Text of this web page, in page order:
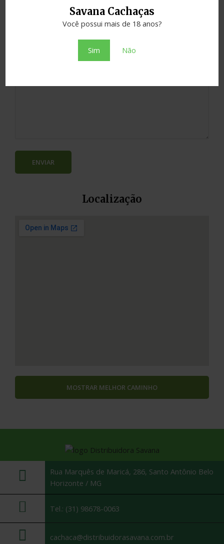
Savana Cachaças
Você possui mais de 18 anos?
Sim Não
Sua mensagem (opcional)
Localização
MOSTRAR MELHOR CAMINHO
Rua Marquês de Maricá, 286, Santo Antônio Belo
Horizonte / MG
Tel.: (31) 98678-0063
cachaca@distribuidorasavana.com.br